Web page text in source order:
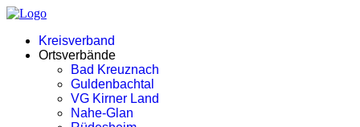
Kreisverband
Ortsverbände
Bad Kreuznach
Guldenbachtal
VG Kirner Land
Nahe-Glan